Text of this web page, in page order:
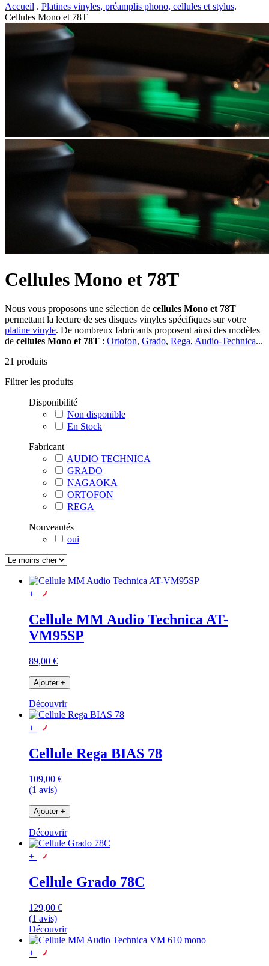
Accueil . Platines vinyles, préamplis phono, cellules et stylus.
Cellules Mono et 78T
Cellules Mono et 78T
Nous vous proposons une sélection de cellules Mono et 78T
permettant la lecture de ses disques vinyles spécifiques sur votre
platine vinyle. De nombreux fabricants proposent ainsi des modèles
de cellules Mono et 78T : Ortofon, Grado, Rega, Audio-Technica...
21 produits
Filtrer les produits
Disponibilité
Non disponible
En Stock
Fabricant
AUDIO TECHNICA
GRADO
NAGAOKA
ORTOFON
REGA
Nouveautés
oui
+
Cellule MM Audio Technica AT-
VM95SP
89,00 €
Ajouter +
Découvrir
+
Cellule Rega BIAS 78
109,00 €
(1 avis)
Ajouter +
Découvrir
+
Cellule Grado 78C
129,00 €
(1 avis)
Découvrir
+